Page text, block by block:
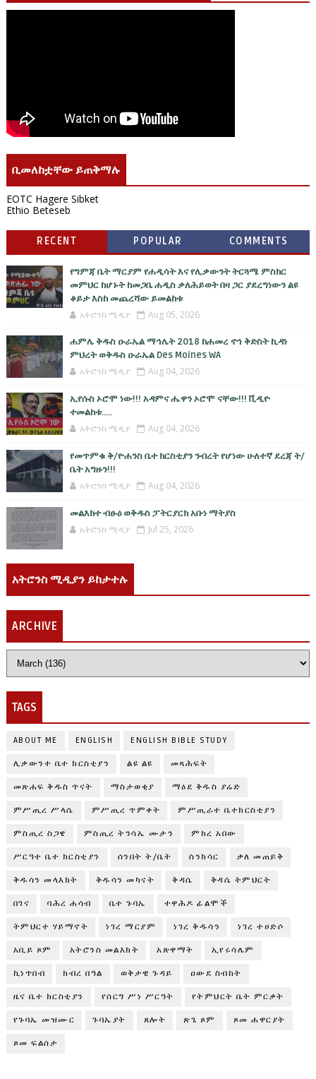
ቢመለከቷቸው ይጠቅማሉ
EOTC Hagere Sibket
Ethio Beteseb
RECENT POPULAR COMMENTS
የግምጃ ቤት ማርያም የሐዲሳት እና የሊቃውንት ትርጓሜ ምስክር
መምህር ከሆኑት ከመጋቤ ሐዲስ ቃለሕይወት በዛ ጋር ያደረግነውን ልዩ
ቆይታ እስከ መጨረሻው ይመልከቱ
አትሮንስ ሚዲያ Aug 05, 2026
ሐምሌ ቅዱስ ዑራኤል ማኅሌት 2018 ከሐመረ ኖኅ ቅድስት ኪዳነ
ምህረት ወቅዱስ ዑራኤል Des Moines WA
አትሮንስ ሚዲያ Aug 04, 2026
ኢየሱስ ኦሮሞ ነው!!! አዳምና ሔዋን ኦሮሞ ናቸው!!! ቪዲዮ
ተመልከቱ.....
አትሮንስ ሚዲያ Aug 04, 2026
የመጥምቁ ቅ/ዮሐንስ ቤተ ክርስቲያን ንብረት የሆነው ሁለተኛ ደረጃ ት/
ቤት አግዙን!!!
አትሮንስ ሚዲያ Aug 04, 2026
መልእክተ ብፁዕ ወቅዱስ ፓትርያርክ አቡነ ማትያስ
አትሮንስ ሚዲያ Jul 25, 2026
አትሮንስ ሚዲያን ይከታተሉ
ARCHIVE
TAGS
ABOUT ME ENGLISH ENGLISH BIBLE STUDY
ሊቃውንተ ቤተ ክርስቲያን ልዩ ልዩ መጻሕፍት
መጽሐፍ ቅዱስ ጥናት ማስታወቂያ ማዕደ ቅዱስ ያሬድ
ምሥጢረ ሥላሴ ምሥጢረ ጥምቀት ምሥጢራተ ቤተክርስቲያን
ምስጢረ ስጋዌ ምስጢረ ትንሳኤ ሙታን ምክረ አበው
ሥርዓተ ቤተ ክርስቲያን ሰንበት ት/ቤት ስንክሳር ቃለ መጠይቅ
ቅዱሳን መላእክት ቅዱሳን መካናት ቅዳሴ ቅዳሴ ትምህርት
በገና ባሕረ ሐሳብ ቤተ ጉባኤ ተዋሕዶ ፊልሞች
ትምህርተ ሃይማኖት ነገረ ማርያም ነገረ ቅዱሳን ነገረ ተሀድሶ
አቢይ ጾም አትሮንስ መልእክት አጽዋማት ኢየሩሳሌም
ኪነጥበብ ክብረ በዓል ወቅታዊ ጉዳይ ዐውደ ስብከት
ዜና ቤተ ክርስቲያን የሰርግ ሥነ ሥርዓት የትምህርት ቤት ምርቃት
የጉባኤ መዝሙር ጉባኤያት ጸሎት ጽጌ ጾም ጾመ ሐዋርያት
ጾመ ፍልሰታ